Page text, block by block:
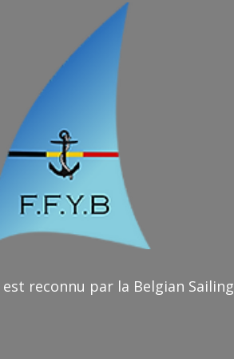
reconnu par la Belgian Sailing